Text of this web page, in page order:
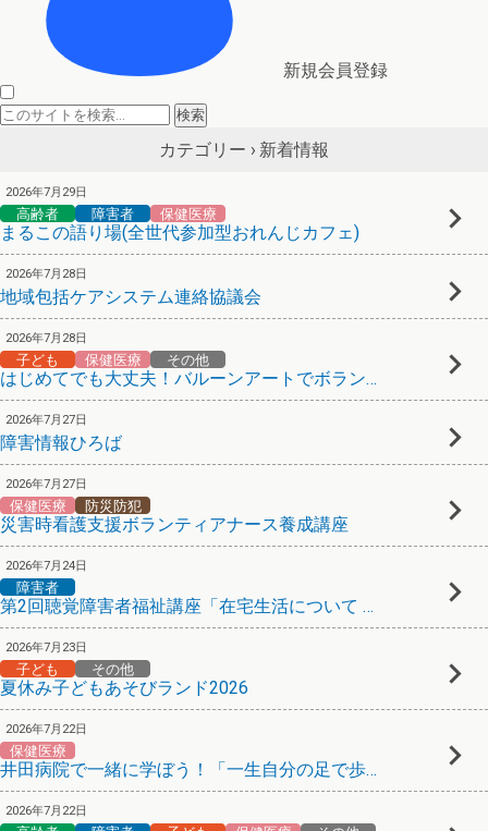
新規会員登録
カテゴリー › 新着情報
2026年7月29日
高齢者 障害者 保健医療
まるこの語り場(全世代参加型おれんじカフェ)
2026年7月28日
地域包括ケアシステム連絡協議会
2026年7月28日
子ども 保健医療 その他
はじめてでも大丈夫！バルーンアートでボランティア受講生募集
2026年7月27日
障害情報ひろば
2026年7月27日
保健医療 防災防犯
災害時看護支援ボランティアナース養成講座
2026年7月24日
障害者
第2回聴覚障害者福祉講座「在宅生活について ～グループホームの実情～」
2026年7月23日
子ども その他
夏休み子どもあそびランド2026
2026年7月22日
保健医療
井田病院で一緒に学ぼう！「一生自分の足で歩こう！足病、フットケア入門」
2026年7月22日